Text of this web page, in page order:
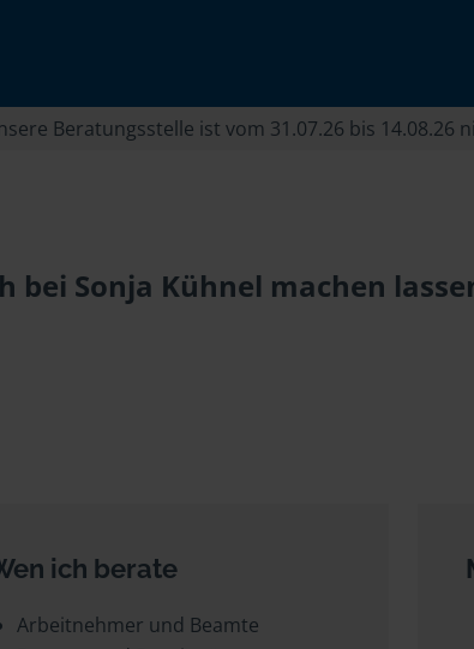
Beratungsstelle ist vom 31.07.26 bis 14.08.26
bei Sonja Kühnel machen
ich berate
Arbeitnehmer und Beamte